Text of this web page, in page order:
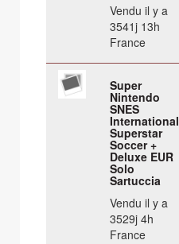
Vendu il y a
3541j 13h
France
Super
Nintendo
SNES
International
Superstar
Soccer +
Deluxe EUR
Solo
Sartuccia
Vendu il y a
3529j 4h
France